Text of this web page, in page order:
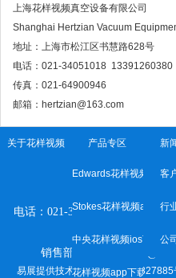
上海花样视频真空设备有限公司
Shanghai Hertzian Vacuum
地址：上海市松江区书慧路628号
电话：021-34051018
传真：021-64900946
邮箱：hertzian@163.com
关于花样视频 产品专区
Edwards花样视频app
Stokes花样视频app下载
中央花样视频ios下载
花样视频app下载维修
新
客
行
公
电话：021-34051018 传真：
路
销售部：
易展提供技术支持沪ICP备38827885